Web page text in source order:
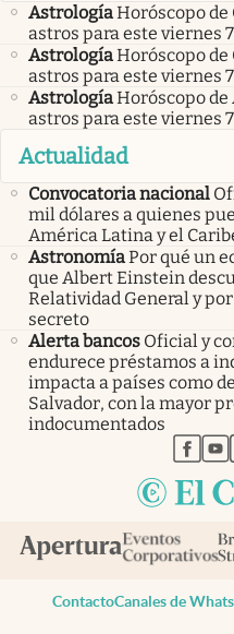
AstrologíaHoróscopo
astros para este viernes
AstrologíaHoróscopo de
astros para este viernes
AstrologíaHoróscopo de
astros para este viernes
Actualidad
Convocatoria nacional
mil dólares a quienes
América Latina y el
AstronomíaPor qué un
que Albert Einstein
Relatividad General y
secreto
Alerta bancos Oficial y
endurece préstamos a
impacta a países como
Salvador, con la mayor
indocumentados
ContactoCanales de